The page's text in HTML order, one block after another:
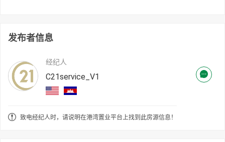
发布者信息
经纪人
C21service_V1
致电经纪人时，请说明在港湾置业平台上找到此房源信息！